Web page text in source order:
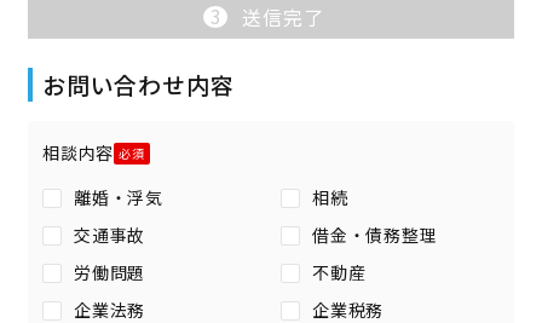
3 送信完了
お問い合わせ内容
相談内容
離婚・浮気
相続
交通事故
借金・債務整理
労働問題
不動産
企業法務
企業税務